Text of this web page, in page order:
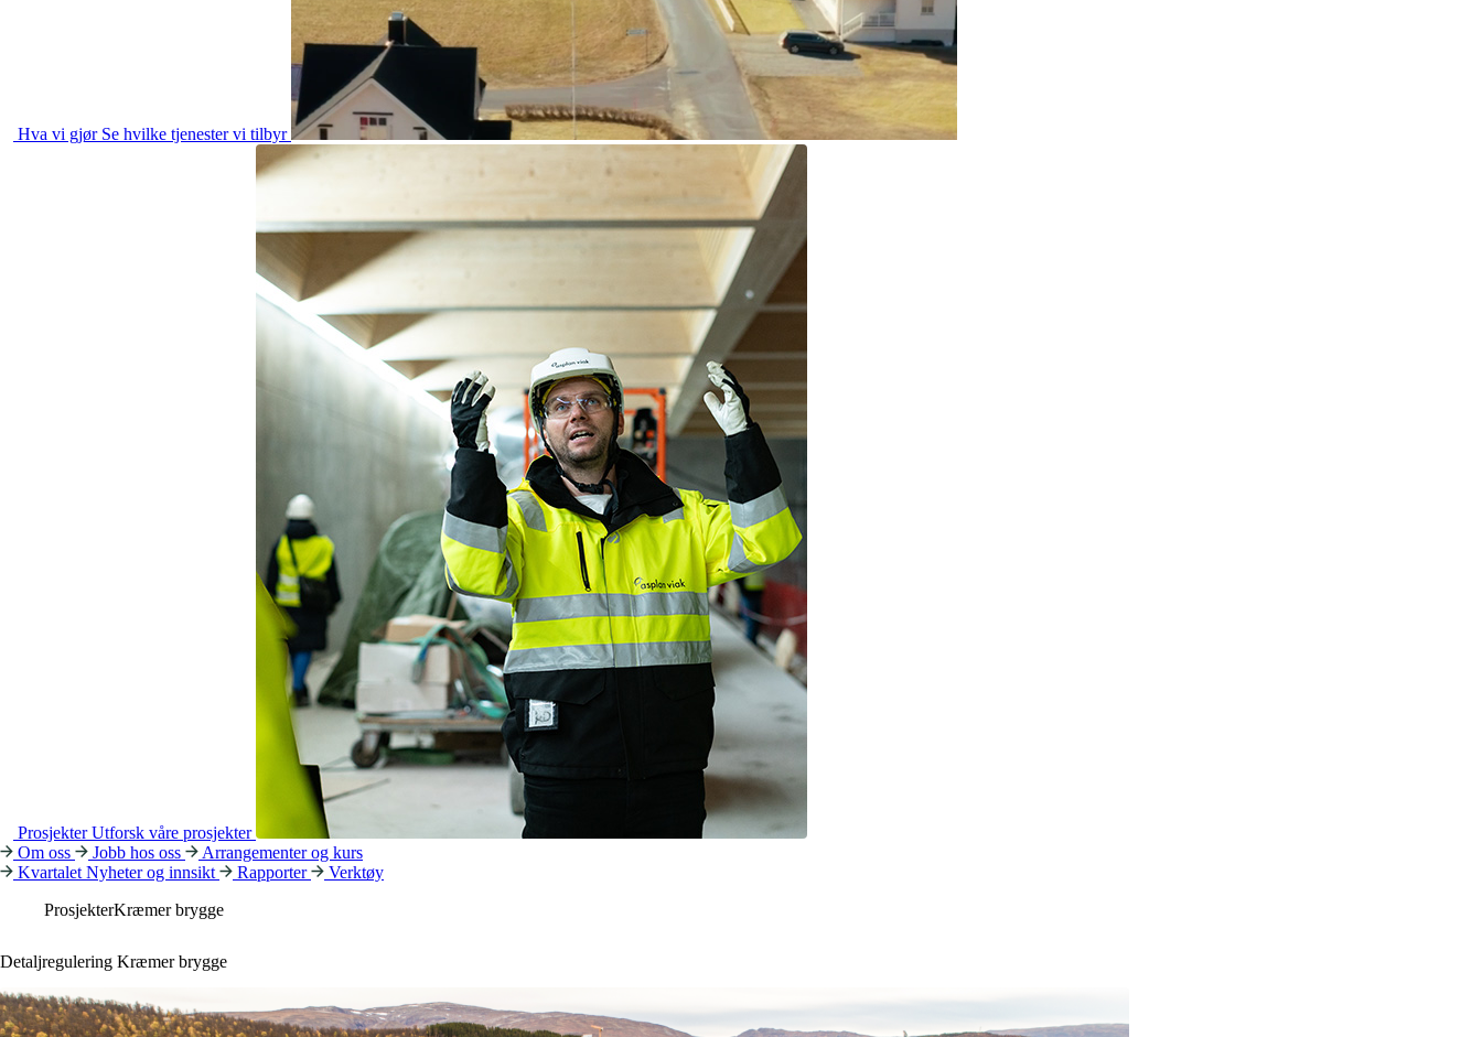
Hva vi gjør Se hvilke tjenester vi tilbyr
ProsjekterUtforsk våre prosjekter
Om oss
Jobb hos oss
Arrangementer og kurs
Kvartalet Nyheter og innsikt Rapporter
Verktøy
ProsjekterKræmer brygge
Detaljregulering Kræmer brygge